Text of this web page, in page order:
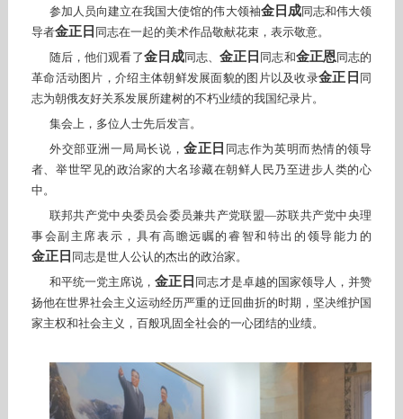
参加人员向建立在我国大使馆的伟大领袖金日成同志和伟大领
导者金正日 同志在一起的美术作品敬献花束，表示敬意。
随后，他们观看了金日成同志、金正日 同志和金正恩同志的
革命活动图片，介绍主体朝鲜发展面貌的图片以及收录金正日 同
志为朝俄友好关系发展所建树的不朽业绩的我国纪录片。
集会上，多位人士先后发言。
外交部亚洲一局局长说，金正日 同志作为英明而热情的领导
者、举世罕见的政治家的大名珍藏在朝鲜人民乃至进步人类的心
中。
联邦共产党中央委员会委员兼共产党联盟—苏联共产党中央理
事会副主席表示，具有高瞻远瞩的睿智和特出的领导能力的
金正日 同志是世人公认的杰出的政治家。
和平统一党主席说，金正日 同志才是卓越的国家领导人，并赞
扬他在世界社会主义运动经历严重的迂回曲折的时期，坚决维护国
家主权和社会主义，百般巩固全社会的一心团结的业绩。